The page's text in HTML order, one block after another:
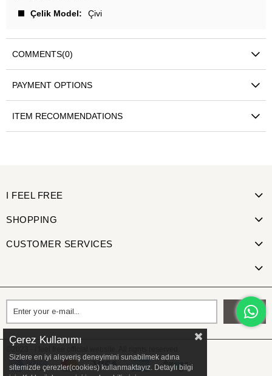
Çelik Model
Çivi
COMMENTS(0)
PAYMENT OPTIONS
ITEM RECOMMENDATIONS
I FEEL FREE
SHOPPING
CUSTOMER SERVICES
Send
Çerez Kullanımı
Sizlere en iyi alışveriş deneyimini sunabilmek adına
sitemizde çerezler(cookies) kullanmaktayız. Detaylı bilgi